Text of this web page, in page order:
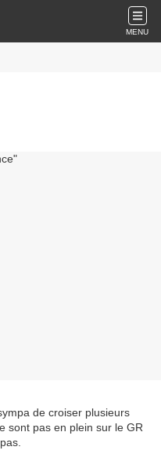
MENU
de croiser plusieurs
sont pas en plein sur le GR